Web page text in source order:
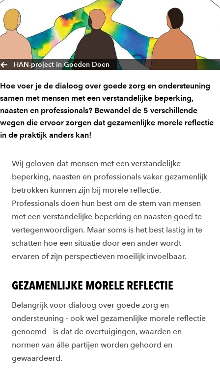
HAN-project in Goeden Doen
Hoe voer je de dialoog over goede zorg en ondersteuning
samen met mensen met een verstandelijke beperking,
naasten en professionals? Bewandel de 5 verschillende
wegen die ervoor zorgen dat gezamenlijke morele reflectie
in de praktijk anders kan!
Wij geloven dat mensen met een verstandelijke
beperking, naasten en professionals vaker gezamenlijk
betrokken kunnen zijn bij morele reflectie.
Professionals doen hun best om de stem van mensen
met een verstandelijke beperking en naasten goed te
vertegenwoordigen. Maar soms is het best lastig in te
schatten hoe een situatie door een ander wordt
ervaren of zijn perspectieven moeilijk invoelbaar.
GEZAMENLIJKE MORELE REFLECTIE
Belangrijk voor dialoog over goede zorg en
ondersteuning - ook wel gezamenlijke morele reflectie
genoemd - is dat de overtuigingen, waarden en
normen van álle partijen worden gehoord en
gewaardeerd.